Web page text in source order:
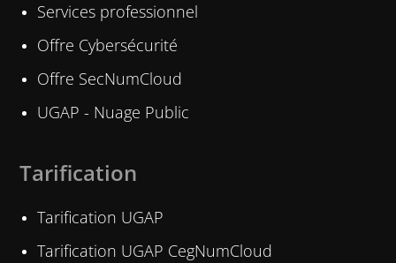
Services professionnel
Offre Cybersécurité
Offre SecNumCloud
UGAP - Nuage Public
Tarification
Tarification UGAP
Tarification UGAP CegNumCloud